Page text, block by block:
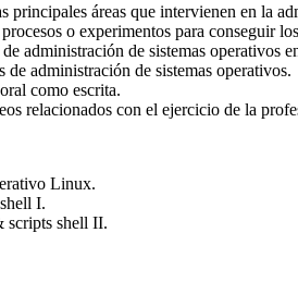
principales áreas que intervienen en la
o experimentos para conseguir
administración de sistemas operativos
administración de sistemas operativos.
como escrita.
relacionados con el ejercicio de la
Linux.
I.
scripts shell II.